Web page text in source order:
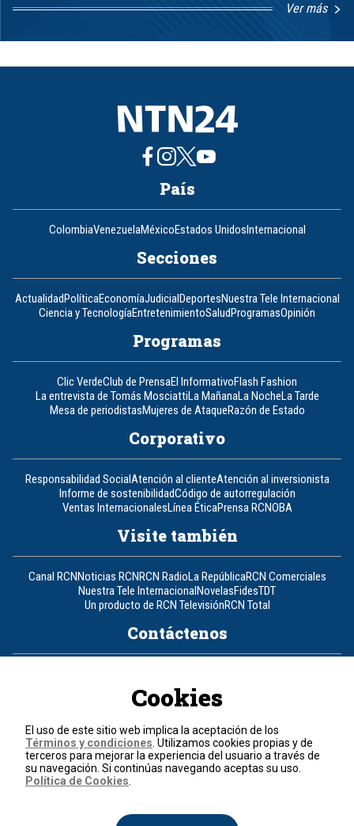
Ver más
1
8
País
ColombiaVenezuelaMéxicoEstados UnidosInternacional
Secciones
ActualidadPolíticaEconomíaJudicialDeportesNuestra Tele Internacional
Ciencia y TecnologíaEntretenimientoSaludProgramasOpinión
Programas
Clic VerdeClub de PrensaEl InformativoFlash Fashion
La entrevista de Tomás MosciattiLa MañanaLa NocheLa Tarde
Mesa de periodistasMujeres de AtaqueRazón de Estado
Corporativo
Responsabilidad SocialAtención al clienteAtención al inversionista
Informe de sostenibilidadCódigo de autorregulación
Ventas InternacionalesLínea ÉticaPrensa RCNOBA
Visite también
Canal RCNNoticias RCNRCN RadioLa RepúblicaRCN Comerciales
Nuestra Tele InternacionalNovelasFidesTDT
Un producto de RCN TelevisiónRCN Total
Contáctenos
Política de cookies
Términos y condiciones
© 2026, RCN Medios.
Todos los derechos reservados.
Cookies
El uso de este sitio web implica la aceptación de los
Términos y condiciones . Utilizamos cookies propias y de
terceros para mejorar la experiencia del usuario a través de
su navegación. Si continúas navegando aceptas su uso.
Política de Cookies